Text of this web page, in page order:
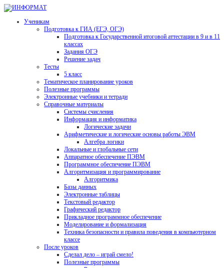
Ученикам
Подготовка к ГИА (ЕГЭ, ОГЭ)
Подготовка к Государственной итоговой аттестации в 9 и в 11
классах
Задания ОГЭ
Решение задач
Тесты
5 класс
Тематическое планирование уроков
Полезные программы
Электронные учебники и тетради
Справочные материалы
Системы счисления
Информация и информатика
Логические задачи
Арифметические и логические основы работы ЭВМ
Алгебра логики
Локальные и глобальные сети
Аппаратное обеспечение ПЭВМ
Программное обеспечение ПЭВМ
Алгоритмизация и программирование
Алгоритмика
Базы данных
Электронные таблицы
Текстовый редактор
Графический редактор
Прикладное программное обеспечение
Моделирование и формализация
Техника безопасности и правила поведения в компьютерном
классе
После уроков
Сделал дело – играй смело!
Полезные программы